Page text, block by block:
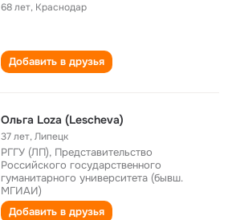
68 лет, Краснодар
Добавить в друзья
Ольга Loza (Lescheva)
37 лет,Липецк
РГГУ (ЛП), Представительство
Российского государственного
гуманитарного университета (бывш.
МГИАИ)
Добавить в друзья